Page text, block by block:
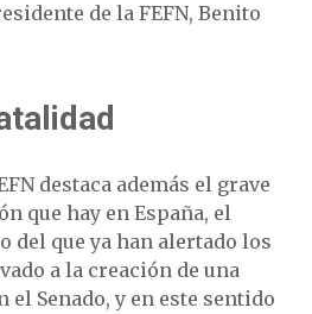
de la FEFN, Benito
destaca además el grave
que hay en España, el
del que ya han alertado los
a la creación de una
el Senado, y en este sentido